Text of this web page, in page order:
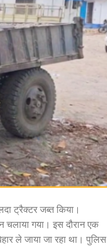
ट्रैक्टर जब्त किया।
चलाया गया। इस दौरान एक
ले जाया जा रहा था। पुलिस